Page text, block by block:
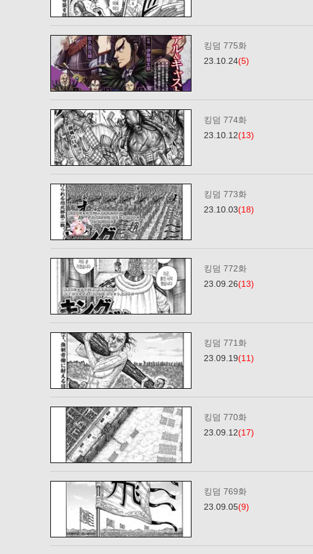
킹덤 775화
23.10.24(5)
킹덤 774화
23.10.12(13)
킹덤 773화
23.10.03(18)
킹덤 772화
23.09.26(13)
킹덤 771화
23.09.19(11)
킹덤 770화
23.09.12(17)
킹덤 769화
23.09.05(9)